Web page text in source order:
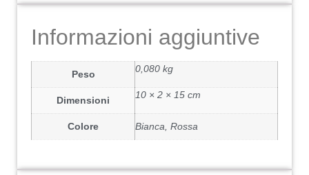
Informazioni aggiuntive
Peso 0,080 kg
Dimensioni 10 × 2 × 15 cm
Colore Bianca, Rossa